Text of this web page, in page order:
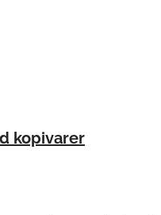
kopivarer